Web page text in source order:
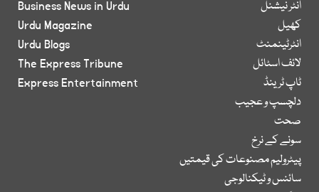
انٹر نیشنل
کھیل
انٹرٹینمنٹ
لائف اسٹائل
ٹاپ ٹرینڈ
دلچسپ و عجیب
صحت
سونے کے نرخ
پیٹرولیم مصنوعات کی قیمتیں
سائنس و ٹیکنالوجی
Business News in Urdu
Urdu Magazine
Urdu Blogs
The Express Tribune
Express Entertainment